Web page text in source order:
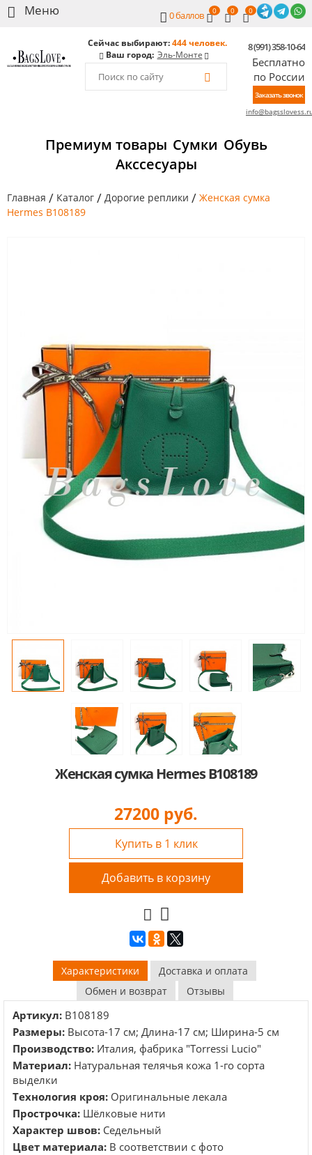
0баллов 0 0 0
Сейчас выбирают:444 человек.
Ваш город: Эль-Монте
8 (991) 358-10-64
Бесплатно
по России
Заказать звонок
Премиум товары Сумки Обувь
Акссесуары
Главная / Каталог / Дорогие реплики / Женская сумка
Hermes B108189
Женская сумка Hermes B108189
27200 руб.
Купить в 1 клик
Добавить в корзину
Характеристики
Доставка и оплата
Обмен и возврат
Отзывы
Артикул: B108189
Размеры: Высота-17 см; Длина-17 см; Ширина-5 см
Производство: Италия, фабрика "Torressi Lucio"
Материал: Натуральная телячья кожа 1-го сорта
выделки
Технология кроя: Оригинальные лекала
Прострочка: Шёлковые нити
Характер швов: Седельный
Цвет материала: В соответствии с фото